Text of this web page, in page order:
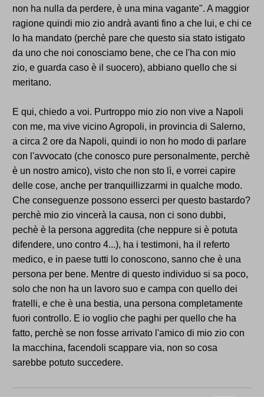
non ha nulla da perdere, è una mina vagante". A maggior
ragione quindi mio zio andrà avanti fino a che lui, e chi ce
lo ha mandato (perchè pare che questo sia stato istigato
da uno che noi conosciamo bene, che ce l'ha con mio
zio, e guarda caso è il suocero), abbiano quello che si
meritano.
E qui, chiedo a voi. Purtroppo mio zio non vive a Napoli
con me, ma vive vicino Agropoli, in provincia di Salerno,
a circa 2 ore da Napoli, quindi io non ho modo di parlare
con l'avvocato (che conosco pure personalmente, perchè
è un nostro amico), visto che non sto lì, e vorrei capire
delle cose, anche per tranquillizzarmi in qualche modo.
Che conseguenze possono esserci per questo bastardo?
perchè mio zio vincerà la causa, non ci sono dubbi,
pechè è la persona aggredita (che neppure si è potuta
difendere, uno contro 4...), ha i testimoni, ha il referto
medico, e in paese tutti lo conoscono, sanno che è una
persona per bene. Mentre di questo individuo si sa poco,
solo che non ha un lavoro suo e campa con quello dei
fratelli, e che è una bestia, una persona completamente
fuori controllo. E io voglio che paghi per quello che ha
fatto, perchè se non fosse arrivato l'amico di mio zio con
la macchina, facendoli scappare via, non so cosa
sarebbe potuto succedere.